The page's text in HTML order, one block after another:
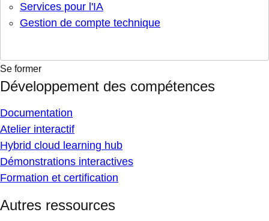
Services pour l'IA
Gestion de compte technique
Se former
Développement des compétences
Documentation
Atelier interactif
Hybrid cloud learning hub
Démonstrations interactives
Formation et certification
Autres ressources